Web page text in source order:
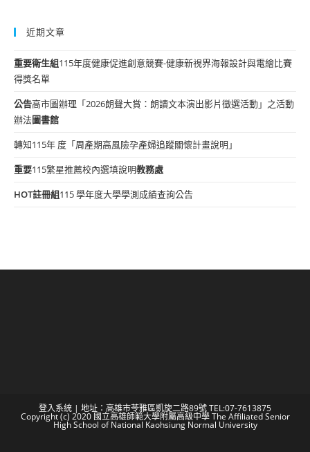
近期文章
重要衛生組115年度健康促進創意競賽-健康新視界海報設計與電繪比賽
得獎名單
公告高市圖辦理「2026朗聲大賞：朗讀文本演出影片徵選活動」之活動
辦法圖書館
轉知115年 度「周產期高風險孕產婦追蹤關懷計畫說明」
重要115繁星推薦校內選填說明教務處
HOT註冊組115 學年度大學學測成績查詢公告
登入系統 | 地址：高雄市苓雅區凱旋二路89號 TEL:07-7613875
Copyright (c) 2020 國立高雄師範大學附屬高級中學 The Affiliated Senior
High School of National Kaohsiung Normal University